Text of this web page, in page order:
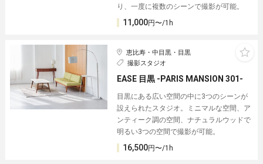
り、一度に複数のシーンで撮影が可能。
11,000円〜/1h
恵比寿・中目黒・目黒
撮影スタジオ
EASE 目黒 -PARIS MANSION 301-
目黒にある広い空間の中に3つのシーンが
設えられたスタジオ。ミニマルな空間、ア
ンティーク調の空間、ナチュラルウッドで
明るい3つの空間で撮影が可能。
16,500円〜/1h